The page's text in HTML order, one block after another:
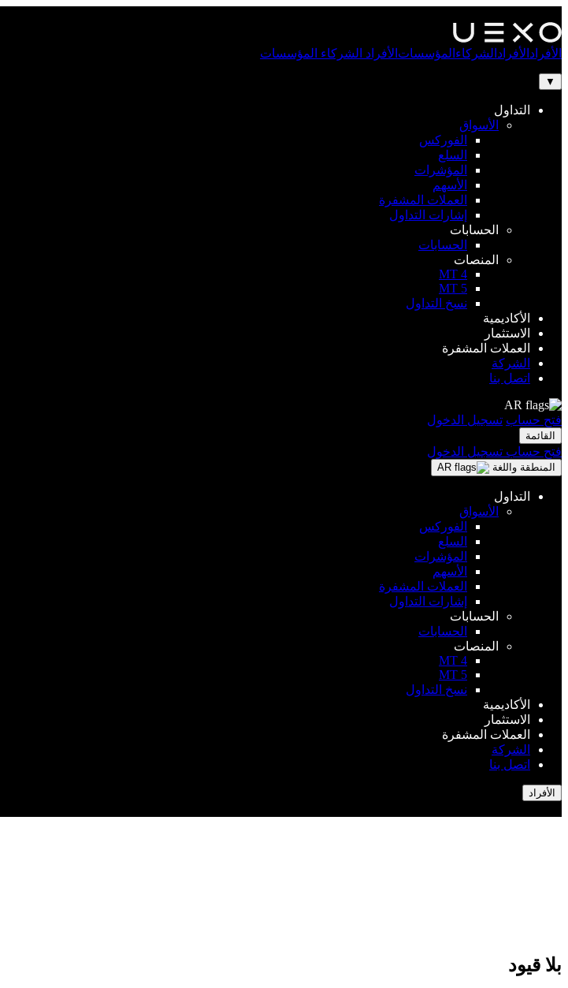
الأفراد الأفراد الشركاء المؤسسات الأفراد الشركاء المؤسسات
▼
التداول
الأسواق
الفوركس
السلع
المؤشرات
الأسهم
العملات المشفرة
إشارات التداول
الحسابات
الحسابات
المنصات
MT 4
MT 5
نسخ التداول
الأكاديمية
الاستثمار
العملات المشفرة
الشركة
اتصل بنا
AR
فتح حساب تسجيل الدخول
القائمة
فتح حساب تسجيل الدخول
المنطقة واللغة AR
التداول
الأسواق
الفوركس
السلع
المؤشرات
الأسهم
العملات المشفرة
إشارات التداول
الحسابات
الحسابات
المنصات
MT 4
MT 5
نسخ التداول
الأكاديمية
الاستثمار
العملات المشفرة
الشركة
اتصل بنا
الأفراد
بلا قيود